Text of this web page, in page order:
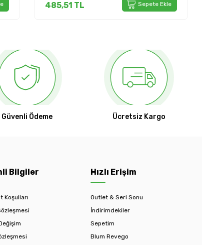
485,51 TL Sepete Ekle
Güvenli Ödeme Ücretsiz Kargo
Bilgiler
Koşulları
Hızlı Erişim
Outlet & Seri Sonu
İndirimdekiler
Sepetim
Blum Revego